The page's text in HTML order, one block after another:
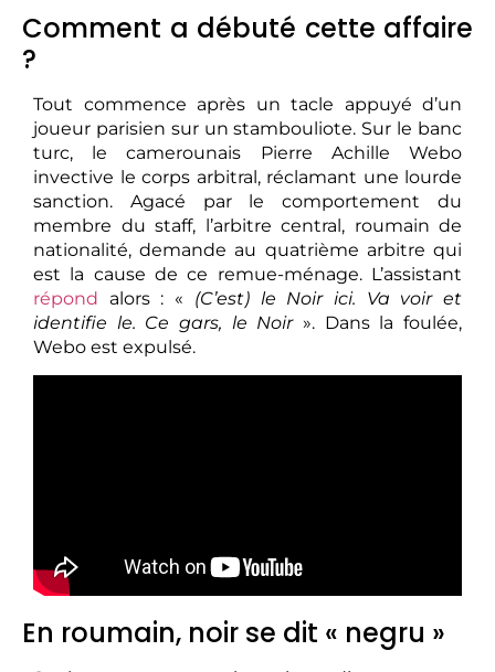
Comment a débuté cette affaire
?
Tout commence après un tacle appuyé d’un
joueur parisien sur un stambouliote. Sur le banc
turc, le camerounais Pierre Achille Webo
invective le corps arbitral, réclamant une lourde
sanction. Agacé par le comportement du
membre du staff, l’arbitre central, roumain de
nationalité, demande au quatrième arbitre qui
est la cause de ce remue-ménage. L’assistant
répond alors : « (C’est) le Noir ici. Va voir et
identifie le. Ce gars, le Noir». Dans la foulée,
Webo est expulsé.
En roumain, noir se dit « negru »